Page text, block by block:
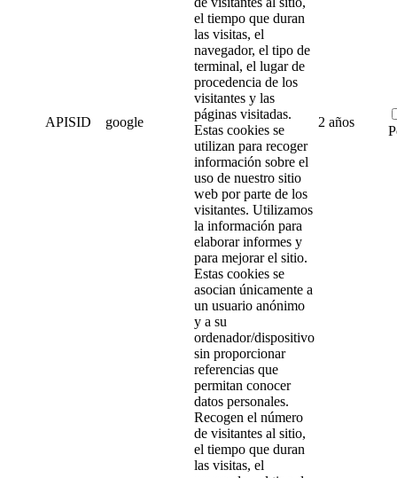
APISID google
el tiempo que duran
las visitas, el
navegador, el tipo de
terminal, el lugar de
procedencia de los
visitantes y las
páginas visitadas.
Estas cookies se
utilizan para recoger
información sobre el
uso de nuestro sitio
web por parte de los
visitantes. Utilizamos
la información para
elaborar informes y
para mejorar el sitio.
Estas cookies se
asocian únicamente a
un usuario anónimo
y a su
ordenador/dispositivo
sin proporcionar
referencias que
permitan conocer
datos personales.
Recogen el número
de visitantes al sitio,
el tiempo que duran
las visitas, el
2 años